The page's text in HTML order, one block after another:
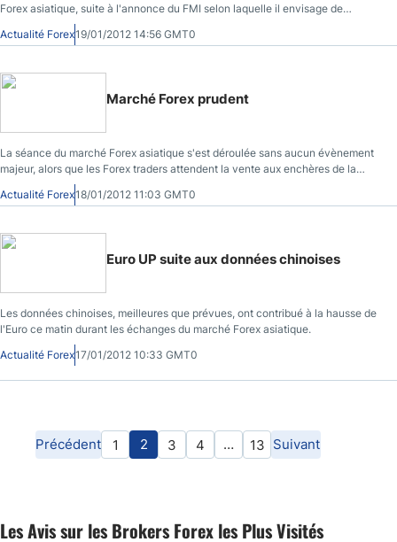
Forex asiatique, suite à l'annonce du FMI selon laquelle il envisage de
renforcer ses fonds de quelque 600 milliards d'Euros
Actualité Forex19/01/2012 14:56 GMT0
Marché Forex prudent
La séance du marché Forex asiatique s'est déroulée sans aucun évènement
majeur, alors que les Forex traders attendent la vente aux enchères de la
dette qui se déroulera plus tard aujourd'hui, et qui affectera principalement
l'Euro
Actualité Forex18/01/2012 11:03 GMT0
Euro UP suite aux données chinoises
Les données chinoises, meilleures que prévues, ont contribué à la hausse de
l'Euro ce matin durant les échanges du marché Forex asiatique.
Actualité Forex17/01/2012 10:33 GMT0
Précédent 1 2 3 4 … 13 Suivant
Les Avis sur les Brokers Forex les Plus Visités